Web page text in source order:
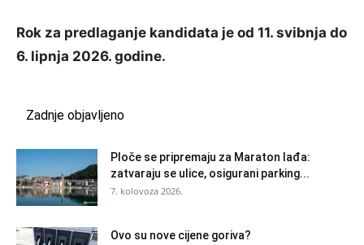
Rok za predlaganje kandidata je od 11. svibnja do
6. lipnja 2026. godine.
Zadnje objavljeno
Ploče se pripremaju za Maraton lađa:
zatvaraju se ulice, osigurani parking...
7. kolovoza 2026.
Ovo su nove cijene goriva?